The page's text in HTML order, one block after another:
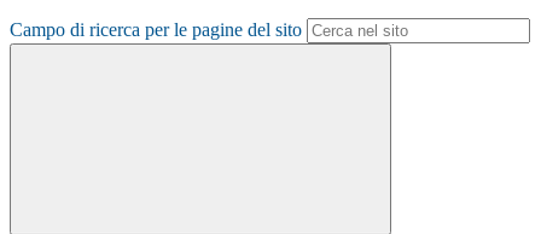
Campo di ricerca per le pagine del sito